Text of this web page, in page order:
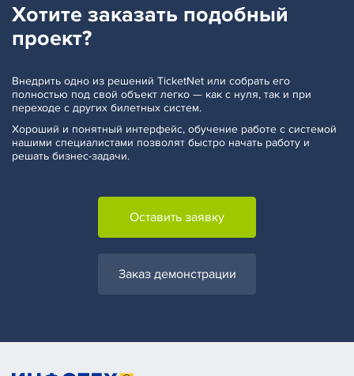
Хотите заказать подобный
проект?
Внедрить одно из решений TicketNet или собрать его
полностью под свой объект легко — как с нуля, так и при
переходе с других билетных систем.
Хороший и понятный интерфейс, обучение работе с системой
нашими специалистами позволят быстро начать работу и
решать бизнес-задачи.
Оставить заявку
Заказ демонстрации